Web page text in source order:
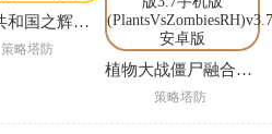
红警2共和国之辉手机版下载
策略塔防
植物大战僵尸融合版3.7手机版(PlantsVsZombiesRH)
策略塔防